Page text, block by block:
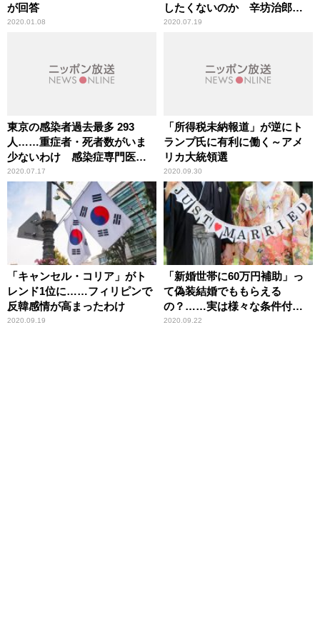
が回答
2020.01.08
したくないのか 辛坊治郎が
持論
2020.07.19
東京の感染者過去最多 293
人……重症者・死者数がいま
少ないわけ 感染症専門医が
分析
2020.07.17
「所得税未納報道」が逆にト
ランプ氏に有利に働く～アメ
リカ大統領選
2020.09.30
「キャンセル・コリア」がト
レンド1位に……フィリピンで
反韓感情が高まったわけ
2020.09.19
「新婚世帯に60万円補助」っ
て偽装結婚でももらえる
の？……実は様々な条件付き
だった！ 辛坊治郎が解説
2020.09.22